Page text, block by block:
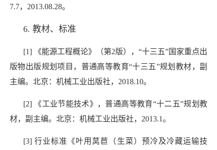
7.7，2013.08.28。
6. 教材、标准
[1] 《能源工程概论》（第2版），“十三五”国家重点出
版物出版规划项目，普通高等教育“十三五”规划教材，副
主编。北京：机械工业出版社，2018.10。
[2] 《工业节能技术》，普通高等教育“十二五”规划教
材，副主编。北京：机械工业出版社，2013.1。
[3] 行业标准《叶用莴苣（生菜）预冷及冷藏运输技